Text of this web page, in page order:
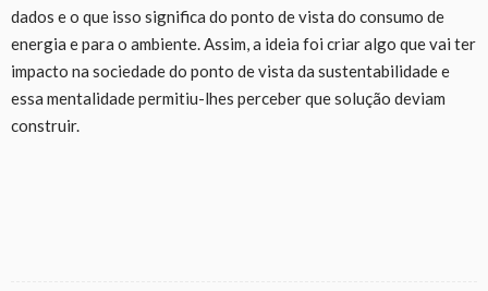
dados e o que isso significa do ponto de vista do consumo de
energia e para o ambiente. Assim, a ideia foi criar algo que vai ter
impacto na sociedade do ponto de vista da sustentabilidade e
essa mentalidade permitiu-lhes perceber que solução deviam
construir.